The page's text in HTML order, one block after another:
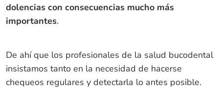
dolencias con consecuencias mucho más
importantes.
De ahí que los profesionales de la salud bucodental
insistamos tanto en la necesidad de hacerse
chequeos regulares y detectarla lo antes posible.